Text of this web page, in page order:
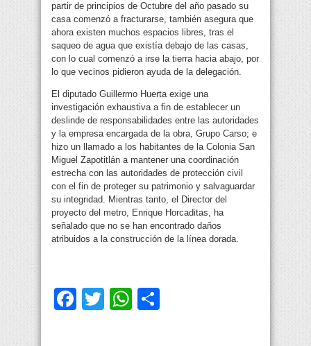
partir de principios de Octubre del año pasado su
casa comenzó a fracturarse, también asegura que
ahora existen muchos espacios libres, tras el
saqueo de agua que existía debajo de las casas,
con lo cual comenzó a irse la tierra hacia abajo, por
lo que vecinos pidieron ayuda de la delegación.
El diputado Guillermo Huerta exige una
investigación exhaustiva a fin de establecer un
deslinde de responsabilidades entre las autoridades
y la empresa encargada de la obra, Grupo Carso; e
hizo un llamado a los habitantes de la Colonia San
Miguel Zapotitlán a mantener una coordinación
estrecha con las autoridades de protección civil
con el fin de proteger su patrimonio y salvaguardar
su integridad. Mientras tanto, el Director del
proyecto del metro, Enrique Horcaditas, ha
señalado que no se han encontrado daños
atribuidos a la construcción de la línea dorada.
Facebook
TwitterWhatsApp